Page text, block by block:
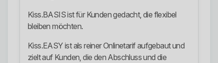
Kiss.BASIS ist für Kunden gedacht, die flexibel
bleiben möchten.
Kiss.EASY ist als reiner Onlinetarif aufgebaut und
zielt auf Kunden, die den Abschluss und die